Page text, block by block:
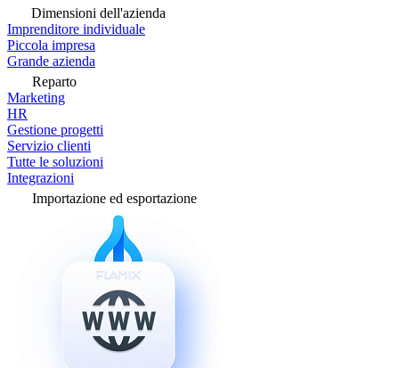
Dimensioni dell'azienda
Imprenditore individuale
Piccola impresa
Grande azienda
Reparto
Marketing
HR
Gestione progetti
Servizio clienti
Tutte le soluzioni
Integrazioni
Importazione ed esportazione